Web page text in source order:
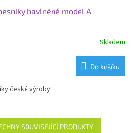
bavlněné model A
Skladem
Do košíku
české výroby
SOUVISEJÍCÍ PRODUKTY